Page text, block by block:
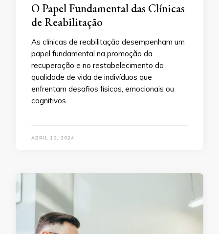
O Papel Fundamental das Clínicas
de Reabilitação
As clínicas de reabilitação desempenham um
papel fundamental na promoção da
recuperação e no restabelecimento da
qualidade de vida de indivíduos que
enfrentam desafios físicos, emocionais ou
cognitivos.
ABRIL 10, 2024